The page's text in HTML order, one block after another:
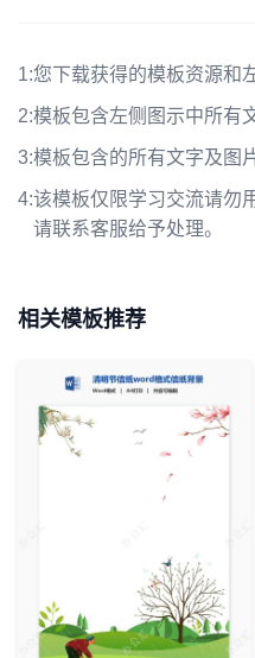
1:您下载获得的模板资源和
2:模板包含左侧图示中所有
3:模板包含的所有文字及图
4:该模板仅限学习交流请勿
请联系客服给予处理。
相关模板推荐